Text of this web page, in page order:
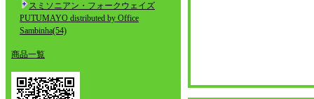
スミソニアン・フォークウェイズ
PUTUMAYO distributed by Office
Sambinha(54)
商品一覧